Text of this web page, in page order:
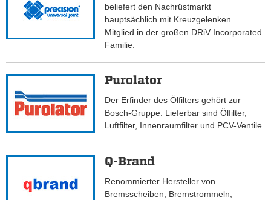
beliefert den Nachrüstmarkt
hauptsächlich mit Kreuzgelenken.
Mitglied in der großen DRiV Incorporated
Familie.
Purolator
Der Erfinder des Ölfilters gehört zur
Bosch-Gruppe. Lieferbar sind Ölfilter,
Luftfilter, Innenraumfilter und PCV-Ventile.
Q-Brand
Renommierter Hersteller von
Bremsscheiben, Bremstrommeln,